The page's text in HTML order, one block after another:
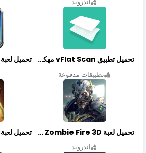
تحميل تطبيق vFlat Scan مهكر آخر إصدار
تطبيقات مدفوعة
تحميل لعبة Zombie Fire 3D مهكرة آخر إصدار
اندرويد